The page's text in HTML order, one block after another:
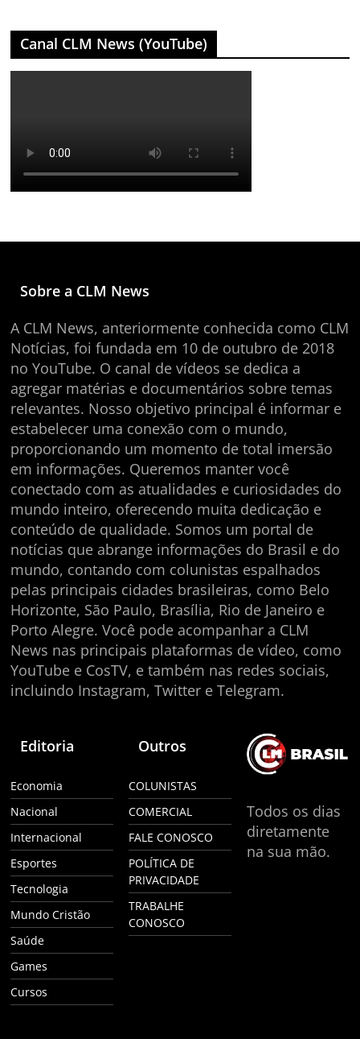
Canal CLM News (YouTube)
Sobre a CLM News
A CLM News, anteriormente conhecida como CLM
Notícias, foi fundada em 10 de outubro de 2018
no YouTube. O canal de vídeos se dedica a
agregar matérias e documentários sobre temas
relevantes. Nosso objetivo principal é informar e
estabelecer uma conexão com o mundo,
proporcionando um momento de total imersão
em informações. Queremos manter você
conectado com as atualidades e curiosidades do
mundo inteiro, oferecendo muita dedicação e
conteúdo de qualidade. Somos um portal de
notícias que abrange informações do Brasil e do
mundo, contando com colunistas espalhados
pelas principais cidades brasileiras, como Belo
Horizonte, São Paulo, Brasília, Rio de Janeiro e
Porto Alegre. Você pode acompanhar a CLM
News nas principais plataformas de vídeo, como
YouTube e CosTV, e também nas redes sociais,
incluindo Instagram, Twitter e Telegram.
Editoria
Economia
Nacional
Internacional
Esportes
Tecnologia
Mundo Cristão
Saúde
Games
Cursos
Outros
COLUNISTAS
COMERCIAL
FALE CONOSCO
POLÍTICA DE
PRIVACIDADE
TRABALHE
CONOSCO
Todos os dias
diretamente
na sua mão.